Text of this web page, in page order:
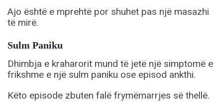
Ajo është e mprehtë por shuhet pas një masazhi
të mirë.
Sulm Paniku
Dhimbja e kraharorit mund të jetë një simptomë e
frikshme e një sulm paniku ose episod ankthi.
Këto episode zbuten falë frymëmarrjes së thellë.